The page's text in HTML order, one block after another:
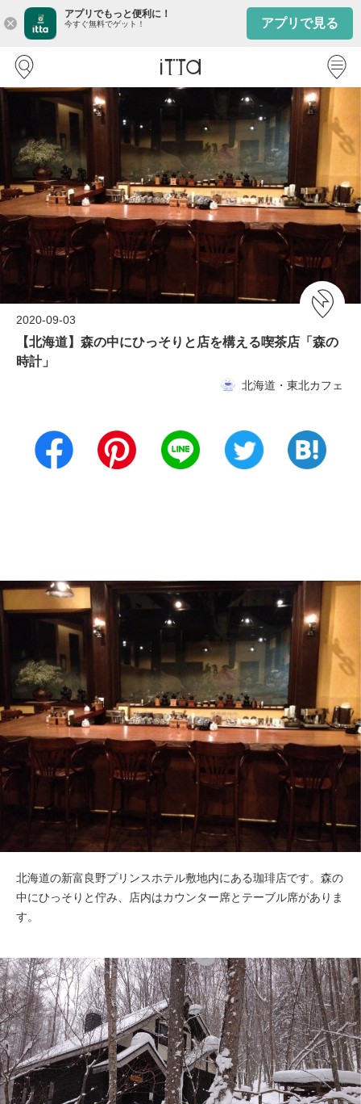
close
アプリでもっと便利に！
今すぐ無料でゲット！ アプリで見る
2020-09-03
【北海道】森の中にひっそりと店を構える喫茶店「森の
時計」
北海道・東北カフェ
北海道の新富良野プリンスホテル敷地内にある珈琲店です。森の
中にひっそりと佇み、店内はカウンター席とテーブル席がありま
す。